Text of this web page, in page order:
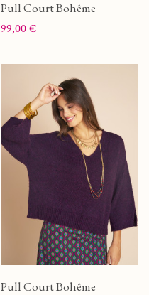
Pull Court Bohême
Prix
99,00 €
Pull Court Bohême